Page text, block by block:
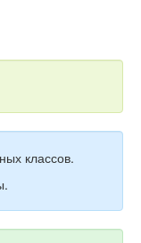
классов.